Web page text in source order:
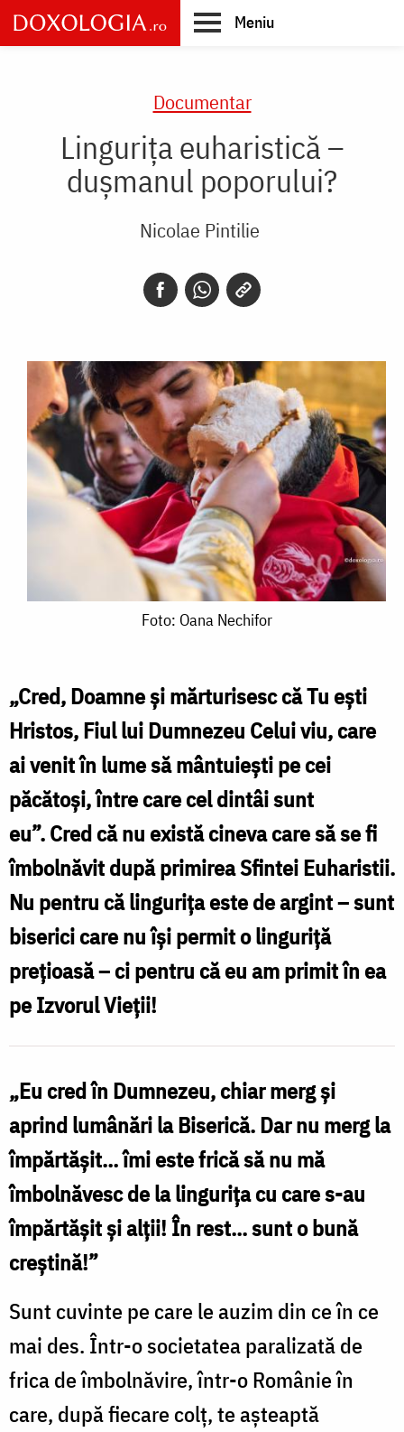
Skip
to
main
Meniu
Documentar
Lingurița euharistică –
dușmanul poporului?
Nicolae Pintilie
Foto: Oana Nechifor
„Cred, Doamne şi mărturisesc că Tu eşti
Hristos, Fiul lui Dumnezeu Celui viu, care
ai venit în lume să mântuieşti pe cei
păcătoşi, între care cel dintâi sunt
eu”. Cred că nu există cineva care să se fi
îmbolnăvit după primirea Sfintei Euharistii.
Nu pentru că lingurița este de argint – sunt
biserici care nu își permit o linguriță
prețioasă – ci pentru că eu am primit în ea
pe Izvorul Vieții!
„Eu cred în Dumnezeu, chiar merg și
aprind lumânări la Biserică. Dar nu merg la
împărtășit… îmi este frică să nu mă
îmbolnăvesc de la lingurița cu care s-au
împărtășit și alții! În rest... sunt o bună
creștină!”
Sunt cuvinte pe care le auzim din ce în ce
mai des. Într-o societatea paralizată de
frica de îmbolnăvire, într-o Românie în
care, după fiecare colț, te așteaptă